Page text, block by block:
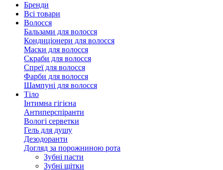
Бренди
Всі товари
Волосся
Бальзами для волосся
Кондиціонери для волосся
Маски для волосся
Скраби для волосся
Спреї для волосся
Фарби для волосся
Шампуні для волосся
Тіло
Інтимна гігієна
Антиперспіранти
Вологі серветки
Гель для душу
Дезодоранти
Догляд за порожниною рота
Зубні пасти
Зубні щітки